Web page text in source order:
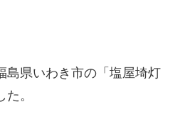
島県いわき市の「塩屋埼灯
。